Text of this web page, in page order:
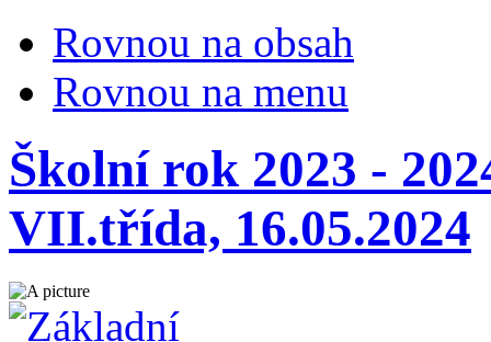
Rovnou na obsah
Rovnou na menu
Školní rok 2023 -
VII.třída, 16.05.2024